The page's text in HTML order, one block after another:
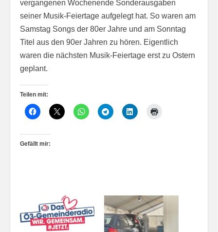
vergangenen Wochenende Sonderausgaben
seiner Musik-Feiertage aufgelegt hat. So waren am
Samstag Songs der 80er Jahre und am Sonntag
Titel aus den 90er Jahren zu hören. Eigentlich
waren die nächsten Musik-Feiertage erst zu Ostern
geplant.
Teilen mit:
Gefällt mir: